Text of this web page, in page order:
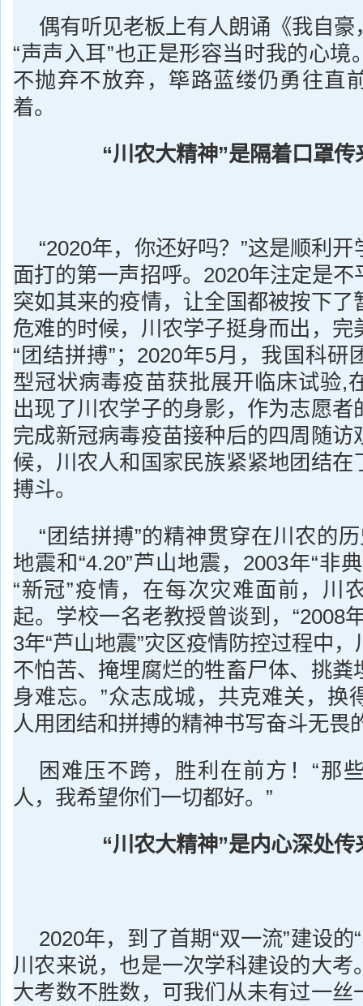
偶有听见老板上有人朗诵《我自
“声声入耳”也正是形容当时我的心境
不抛弃不放弃，筚路蓝缕仍勇往直
着。
“川农大精神”是隔着口罩传
“2020年，你还好吗？”这是顺利
面打的第一声招呼。2020年注定是
突如其来的疫情，让全国都被按下了
危难的时候，川农学子挺身而出，完
“团结拼搏”；2020年5月，我国科研
型冠状病毒疫苗获批展开临床试验,
出现了川农学子的身影，作为志愿者
完成新冠病毒疫苗接种后的四周随访
候，川农人和国家民族紧紧地团结在
搏斗。
“团结拼搏”的精神贯穿在川农的
地震和“4.20”芦山地震，2003年“非
“新冠”疫情，在每次灾难面前，川
起。学校一名老教授曾谈到，“2008
3年“芦山地震”灾区疫情防控过程中
不怕苦、掩埋腐烂的牲畜尸体、挑粪
身难忘。”众志成城，共克难关，换
人用团结和拼搏的精神书写奋斗无畏
困难压不跨，胜利在前方！“那
人，我希望你们一切都好。”
“川农大精神”是内心深处传
2020年，到了首期“双一流”建设的
川农来说，也是一次学科建设的大考
大考数不胜数，可我们从未有过一丝